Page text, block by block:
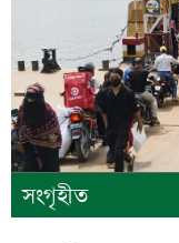
সংগৃহীত